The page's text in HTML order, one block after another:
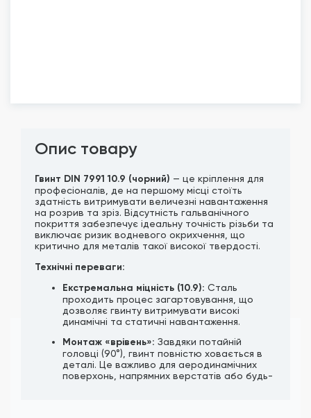
Опис товару
Гвинт DIN 7991 10.9 (чорний) — це кріплення для
професіоналів, де на першому місці стоїть
здатність витримувати величезні навантаження
на розрив та зріз. Відсутність гальванічного
покриття забезпечує ідеальну точність різьби та
виключає ризик водневого окрихчення, що
критично для металів такої високої твердості.
Технічні переваги:
Екстремальна міцність (10.9): Сталь
проходить процес загартовування, що
дозволяє гвинту витримувати високі
динамічні та статичні навантаження.
Монтаж «врівень»: Завдяки потайній
головці (90°), гвинт повністю ховається в
деталі. Це важливо для аеродинамічних
поверхонь, напрямних верстатів або будь-